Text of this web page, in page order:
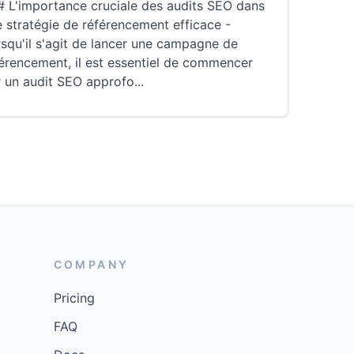
L'importance cruciale des audits SEO dans
stratégie de référencement efficace -
s'agit de lancer une campagne de
il est essentiel de commencer
un audit SEO approfo...
COMPANY
Pricing
FAQ